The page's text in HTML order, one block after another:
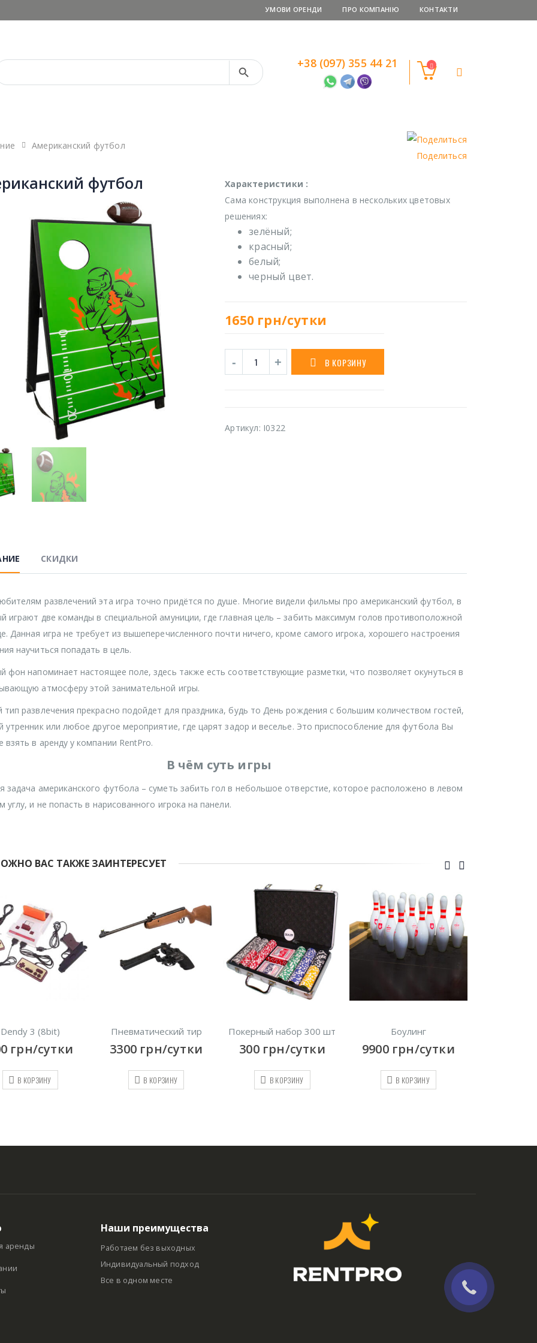
УМОВИ ОРЕНДИ ПРО КОМПАНІЮ КОНТАКТИ
Search Button +38 (097) 355 44 21
Американский футбол
Поделиться
футбол
Характеристики :
Сама конструкция выполнена в нескольких цветовых
решениях:
зелёный;
красный;
белый;
черный цвет.
1650 грн/сутки
В КОРЗИНУ
Артикул: I0322
СКИДКИ
развлечений эта игра точно придётся по душе. Многие видели фильмы про американский футбол, в
играют две команды в специальной амуниции, где главная цель – забить максимум голов противоположной
Данная игра не требует из вышеперечисленного почти ничего, кроме самого игрока, хорошего настроения
научиться попадать в цель.
фон напоминает настоящее поле, здесь также есть соответствующие разметки, что позволяет окунуться в
атмосферу этой занимательной игры.
тип развлечения прекрасно подойдет для праздника, будь то День рождения с большим количеством гостей,
утренник или любое другое мероприятие, где царят задор и веселье. Это приспособление для футбола Вы
взять в аренду у компании RentPro.
В чём суть игры
задача американского футбола – суметь забить гол в небольшое отверстие, которое расположено в левом
углу, и не попасть в нарисованного игрока на панели.
ВАС ТАКЖЕ ЗАИНТЕРЕСУЕТ
Пневматический тир
3300 грн/сутки
Покерный набор 300 шт
300 грн/сутки
Боулинг
9900 грн/сутки 3630
аренды
Наши преимущества
Работаем без выходных
Индивидуальный подход
Все в одном месте